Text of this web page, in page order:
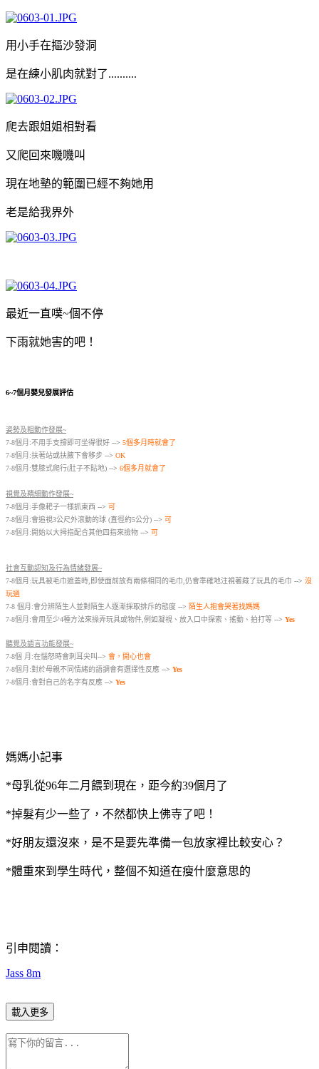
用小手在摳沙發洞
是在練小肌肉就對了..........
爬去跟姐姐相對看
又爬回來嘰嘰叫
現在地墊的範圍已經不夠她用
老是給我界外
最近一直噗~個不停
下雨就她害的吧！
6~7個月嬰兒發展評估
姿勢及粗動作發展~
7-8個月:不用手支撐即可坐得很好 --> 5個多月時就會了
7-8個月:扶著站或扶腋下會移步 --> OK
7-8個月:雙膝式爬行(肚子不貼地) --> 6個多月就會了
視覺及精細動作發展~
7-8個月:手像耙子一樣抓東西 --> 可
7-8個月:會追視3公尺外滾動的球 (直徑約5公分) --> 可
7-8個月:開始以大拇指配合其他四指來撿物 --> 可
社會互動認知及行為情緒發展~
7-8個月:玩具被毛巾遮蓋時,即使面前放有兩條相同的毛巾,仍會準確地注視著藏了玩具的毛巾 --> 沒
玩過
7-8 個月:會分辨陌生人並對陌生人逐漸採取排斥的態度 --> 陌生人抱會哭著找媽媽
7-8個月:會用至少4種方法來操弄玩具或物件,例如凝視、放入口中探索、搖動、拍打等 --> Yes
聽覺及語言功能發展~
7-8個 月:在惱怒時會刺耳尖叫--> 會，開心也會
7-8個月:對於母親不同情緒的語調會有選擇性反應 --> Yes
7-8個月:會對自己的名字有反應 --> Yes
媽媽小記事
*母乳從96年二月餵到現在，距今約39個月了
*掉髮有少一些了，不然都快上佛寺了吧！
*好朋友還沒來，是不是要先準備一包放家裡比較安心？
*體重來到學生時代，整個不知道在瘦什麼意思的
引申閱讀：
Jass 8m
載入更多